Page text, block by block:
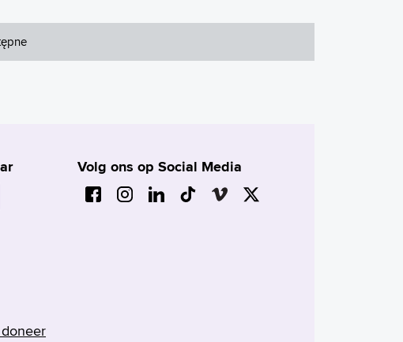
Volg ons op Social Media